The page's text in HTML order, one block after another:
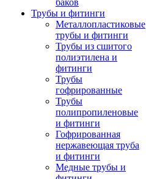
баков
Трубы и фитинги
Металлопластиковые
трубы и фитинги
Трубы из сшитого
полиэтилена и
фитинги
Трубы
гофрированные
Трубы
полипропиленовые
и фитинги
Гофрированная
нержавеющая труба
и фитинги
Медные трубы и